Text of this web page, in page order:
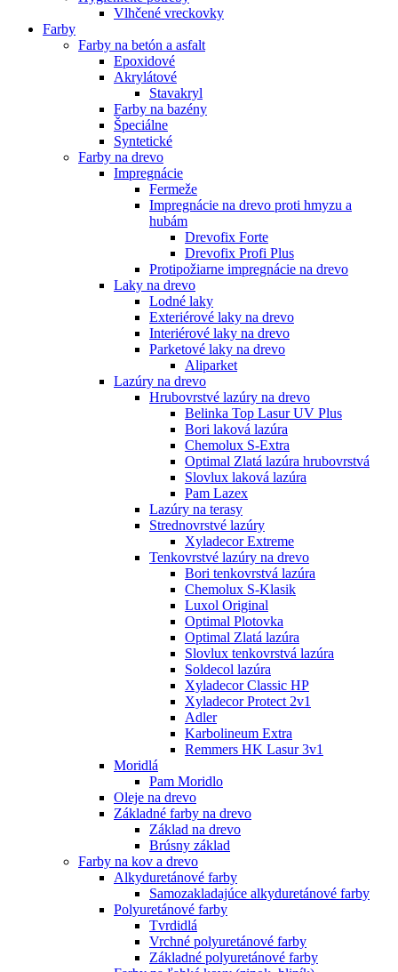
Vlhčené vreckovky
Farby
Farby na betón a asfalt
Epoxidové
Akrylátové
Stavakryl
Farby na bazény
Špeciálne
Syntetické
Farby na drevo
Impregnácie
Fermeže
Impregnácie na drevo proti hmyzu a
hubám
Drevofix Forte
Drevofix Profi Plus
Protipožiarne impregnácie na drevo
Laky na drevo
Lodné laky
Exteriérové laky na drevo
Interiérové laky na drevo
Parketové laky na drevo
Aliparket
Lazúry na drevo
Hrubovrstvé lazúry na drevo
Belinka Top Lasur UV Plus
Bori laková lazúra
Chemolux S-Extra
Optimal Zlatá lazúra hrubovrstvá
Slovlux laková lazúra
Pam Lazex
Lazúry na terasy
Strednovrstvé lazúry
Xyladecor Extreme
Tenkovrstvé lazúry na drevo
Bori tenkovrstvá lazúra
Chemolux S-Klasik
Luxol Original
Optimal Plotovka
Optimal Zlatá lazúra
Slovlux tenkovrstvá lazúra
Soldecol lazúra
Xyladecor Classic HP
Xyladecor Protect 2v1
Adler
Karbolineum Extra
Remmers HK Lasur 3v1
Moridlá
Pam Moridlo
Oleje na drevo
Základné farby na drevo
Základ na drevo
Brúsny základ
Farby na kov a drevo
Alkyduretánové farby
Samozakladajúce alkyduretánové farby
Polyuretánové farby
Tvrdidlá
Vrchné polyuretánové farby
Základné polyuretánové farby